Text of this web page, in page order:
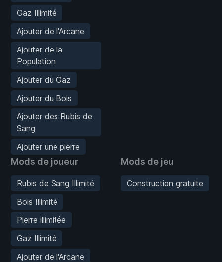
Gaz Illimité
Ajouter de l'Arcane
Ajouter de la
Population
Ajouter du Gaz
Ajouter du Bois
Ajouter des Rubis de
Sang
Ajouter une pierre
Mods de joueur
Rubis de Sang Illimité
Bois Illimité
Pierre illimitée
Gaz Illimité
Ajouter de l'Arcane
Mods de jeu
Construction gratuite